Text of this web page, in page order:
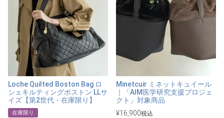
Loche Quilted Boston Bag ロ
シェキルティングボストン LLサ
イズ【第2世代・在庫限り】
在庫限り
Minetcuir ミネットキュイール
｜「AIM医学研究支援プロジェ
クト」対象商品
¥16,900税込